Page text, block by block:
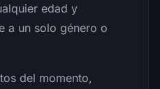
edad y
a un solo género o
del momento,